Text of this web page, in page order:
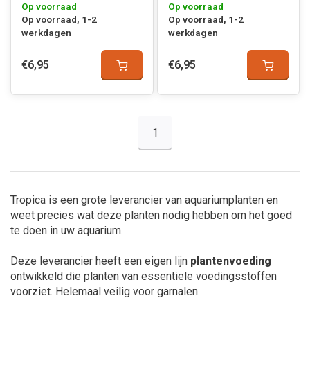
Op voorraad
Op voorraad, 1-2
werkdagen
€6,95
Op voorraad
Op voorraad, 1-2
werkdagen
€6,95
1
Tropica is een grote leverancier van aquariumplanten en
weet precies wat deze planten nodig hebben om het goed
te doen in uw aquarium.
Deze leverancier heeft een eigen lijn plantenvoeding
ontwikkeld die planten van essentiele voedingsstoffen
voorziet. Helemaal veilig voor garnalen.